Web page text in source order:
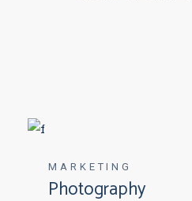
MARKETING
Photography